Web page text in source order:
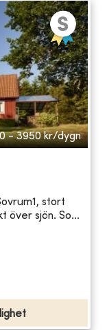
- 3950 kr/dygn
stort
över sjön. So...